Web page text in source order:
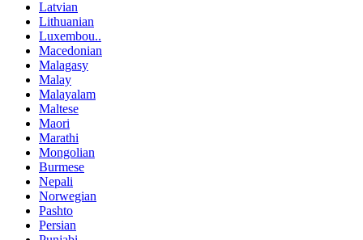
Latvian
Lithuanian
Luxembou..
Macedonian
Malagasy
Malay
Malayalam
Maltese
Maori
Marathi
Mongolian
Burmese
Nepali
Norwegian
Pashto
Persian